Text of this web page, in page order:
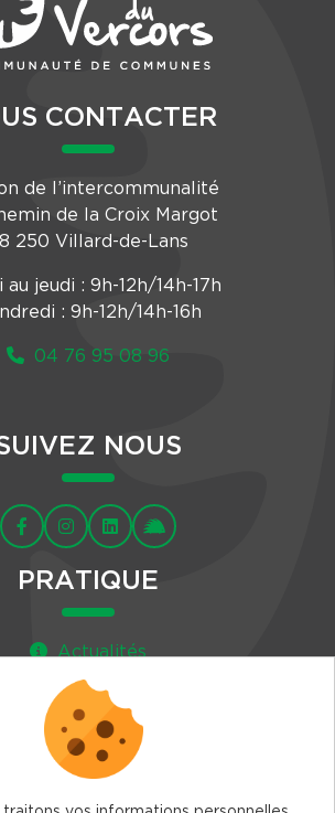
CONTACTER
de l’intercommunalité
de la Croix Margot
250 Villard-de-Lans
au jeudi : 9h-12h/14h-17h
: 9h-12h/14h-16h
04 76 95 08 96
NOUS
PRATIQUE
Actualités
Agenda
Newsletter